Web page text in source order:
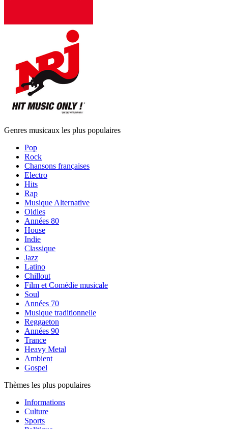
Genres musicaux les plus populaires
Pop
Rock
Chansons françaises
Electro
Hits
Rap
Musique Alternative
Oldies
Années 80
House
Indie
Classique
Jazz
Latino
Chillout
Film et Comédie musicale
Soul
Années 70
Musique traditionnelle
Reggaeton
Années 90
Trance
Heavy Metal
Ambient
Gospel
Thèmes les plus populaires
Informations
Culture
Sports